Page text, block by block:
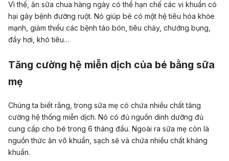
Vì thế, ăn sữa chua hàng ngày có thể hạn chế các vi khuẩn có
hại gây bệnh đường ruột. Nó giúp bé có một hệ tiêu hóa khỏe
mạnh, giảm thiểu các bệnh táo bón, tiêu chảy, chướng bụng,
đầy hơi, khó tiêu…
Tăng cường hệ miễn dịch của bé bằng sữa
mẹ
Chúng ta biết rằng, trong sữa mẹ có chứa nhiều chất tăng
cường hệ thống miễn dịch. Nó có đủ nguồn dinh dưỡng đủ
cung cấp cho bé trong 6 tháng đầu. Ngoài ra sữa mẹ còn là
nguồn thức ăn vô khuẩn, sạch sẽ và chứa nhiều chất kháng
khuẩn.